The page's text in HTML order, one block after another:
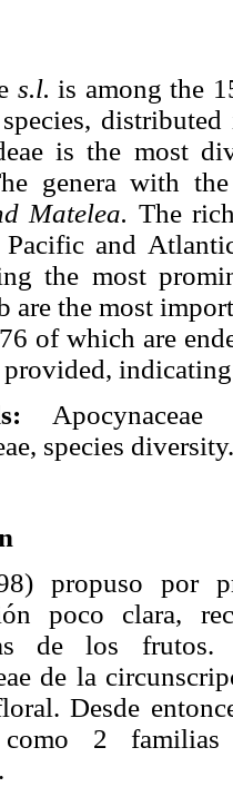
s.l. is among the
is the most
genera with
Matelea. The
and
the most
are the most
of which are
species diversity.
propuso por
poco clara,
de los
de la
Desde
2 familias